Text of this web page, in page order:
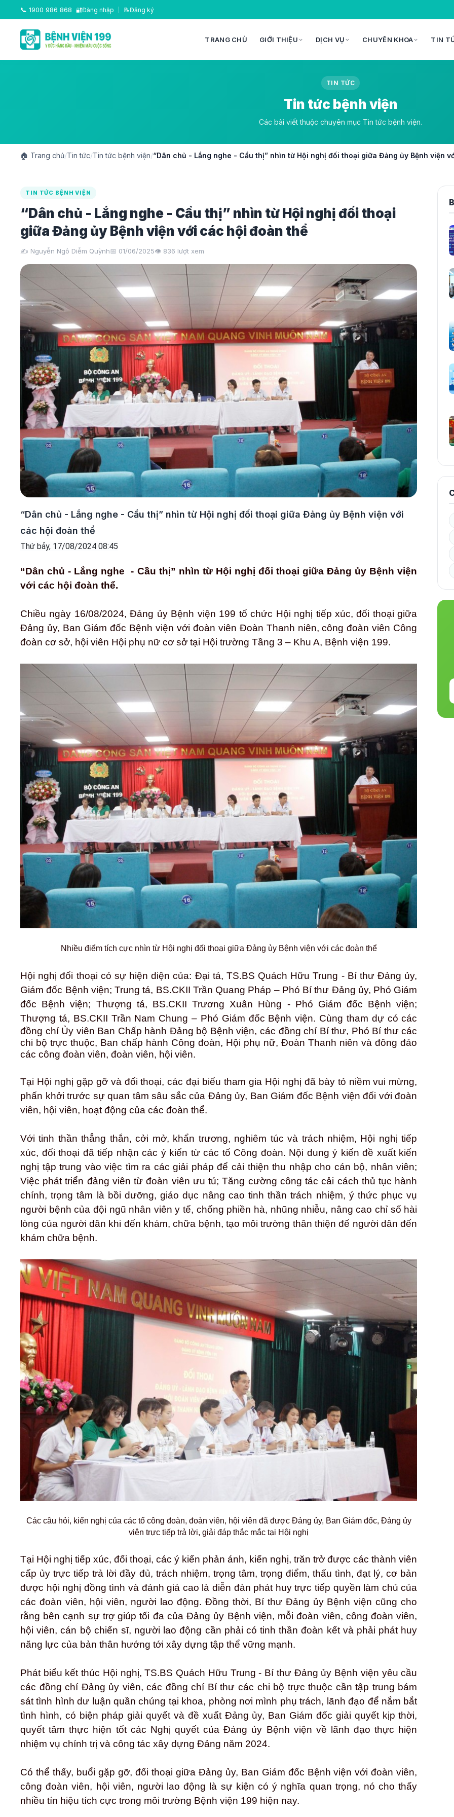
📞 1900 986 868 🔐Đăng nhập 📝Đăng ký
TRANG CHỦ GIỚI THIỆU DỊCH VỤ CHUYÊN KHOA TIN
TIN TỨC
Tin tức bệnh viện
Các bài viết thuộc chuyên mục Tin tức bệnh viện.
🏠 Trang chủ/Tin tức/Tin tức bệnh viện/“Dân chủ - Lắng nghe - Cầu thị” nhìn từ Hội nghị đối thoại giữa Đảng ủy Bệnh viện
TIN TỨC BỆNH VIỆN
“Dân chủ - Lắng nghe - Cầu thị” nhìn từ Hội nghị đối thoại
giữa Đảng ủy Bệnh viện với các hội đoàn thể
✍️ Nguyễn Ngô Diễm Quỳnh📅 01/06/2025👁️ 836 lượt xem
“Dân chủ - Lắng nghe - Cầu thị” nhìn từ Hội nghị đối thoại giữa Đảng ủy Bệnh viện với
các hội đoàn thể
Thứ bảy, 17/08/2024 08:45
“Dân chủ - Lắng nghe - Cầu thị” nhìn từ Hội nghị đối thoại giữa Đảng ủy Bệnh viện
với các hội đoàn thể.
Chiều ngày 16/08/2024, Đảng ủy Bệnh viện 199 tổ chức Hội nghị tiếp xúc, đối thoại giữa
Đảng ủy, Ban Giám đốc Bệnh viện với đoàn viên Đoàn Thanh niên, công đoàn viên Công
đoàn cơ sở, hội viên Hội phụ nữ cơ sở tại Hội trường Tầng 3 – Khu A, Bệnh viện 199.
Nhiều điểm tích cực nhìn từ Hội nghị đối thoại giữa Đảng ủy Bệnh viện với các đoàn thể
Hội nghị đối thoại có sự hiện diện của: Đại tá, TS.BS Quách Hữu Trung - Bí thư Đảng ủy,
Giám đốc Bệnh viện; Trung tá, BS.CKII Trần Quang Pháp – Phó Bí thư Đảng ủy, Phó Giám
đốc Bệnh viện; Thượng tá, BS.CKII Trương Xuân Hùng - Phó Giám đốc Bệnh viện;
Thượng tá, BS.CKII Trần Nam Chung – Phó Giám đốc Bệnh viện. Cùng tham dự có các
đồng chí Ủy viên Ban Chấp hành Đảng bộ Bệnh viện, các đồng chí Bí thư, Phó Bí thư các
chi bộ trực thuộc, Ban chấp hành Công đoàn, Hội phụ nữ, Đoàn Thanh niên và đông đảo
các công đoàn viên, đoàn viên, hội viên.
Tại Hội nghị gặp gỡ và đối thoại, các đại biểu tham gia Hội nghị đã bày tỏ niềm vui mừng,
phấn khởi trước sự quan tâm sâu sắc của Đảng ủy, Ban Giám đốc Bệnh viện đối với đoàn
viên, hội viên, hoạt động của các đoàn thể.
Với tinh thần thẳng thắn, cởi mở, khẩn trương, nghiêm túc và trách nhiệm, Hội nghị tiếp
xúc, đối thoại đã tiếp nhận các ý kiến từ các tổ Công đoàn. Nội dung ý kiến đề xuất kiến
nghị tập trung vào việc tìm ra các giải pháp để cải thiện thu nhập cho cán bộ, nhân viên;
Việc phát triển đảng viên từ đoàn viên ưu tú; Tăng cường công tác cải cách thủ tục hành
chính, trọng tâm là bồi dưỡng, giáo dục nâng cao tinh thần trách nhiệm, ý thức phục vụ
người bệnh của đội ngũ nhân viên y tế, chống phiền hà, nhũng nhiễu, nâng cao chỉ số hài
lòng của người dân khi đến khám, chữa bệnh, tạo môi trường thân thiện để người dân đến
khám chữa bệnh.
Các câu hỏi, kiến nghị của các tổ công đoàn, đoàn viên, hội viên đã được Đảng ủy, Ban Giám đốc, Đảng ủy
viên trực tiếp trả lời, giải đáp thắc mắc tại Hội nghị
Tại Hội nghị tiếp xúc, đối thoại, các ý kiến phản ánh, kiến nghị, trăn trở được các thành viên
cấp ủy trực tiếp trả lời đầy đủ, trách nhiệm, trọng tâm, trọng điểm, thấu tình, đạt lý, cơ bản
được hội nghị đồng tình và đánh giá cao là diễn đàn phát huy trực tiếp quyền làm chủ của
các đoàn viên, hội viên, người lao động. Đồng thời, Bí thư Đảng ủy Bệnh viện cũng cho
rằng bên cạnh sự trợ giúp tối đa của Đảng ủy Bệnh viện, mỗi đoàn viên, công đoàn viên,
hội viên, cán bộ chiến sĩ, người lao động cần phải có tinh thần đoàn kết và phải phát huy
năng lực của bản thân hướng tới xây dựng tập thể vững mạnh.
Phát biểu kết thúc Hội nghị, TS.BS Quách Hữu Trung - Bí thư Đảng ủy Bệnh viện yêu cầu
các đồng chí Đảng ủy viên, các đồng chí Bí thư các chi bộ trực thuộc cần tập trung bám
sát tình hình dư luận quần chúng tại khoa, phòng nơi mình phụ trách, lãnh đạo để nắm bắt
tình hình, có biện pháp giải quyết và đề xuất Đảng ủy, Ban Giám đốc giải quyết kịp thời,
quyết tâm thực hiện tốt các Nghị quyết của Đảng ủy Bệnh viện về lãnh đạo thực hiện
nhiệm vụ chính trị và công tác xây dựng Đảng năm 2024.
Có thể thấy, buổi gặp gỡ, đối thoại giữa Đảng ủy, Ban Giám đốc Bệnh viện với đoàn viên,
công đoàn viên, hội viên, người lao động là sự kiện có ý nghĩa quan trọng, nó cho thấy
nhiều tín hiệu tích cực trong môi trường Bệnh viện 199 hiện nay.